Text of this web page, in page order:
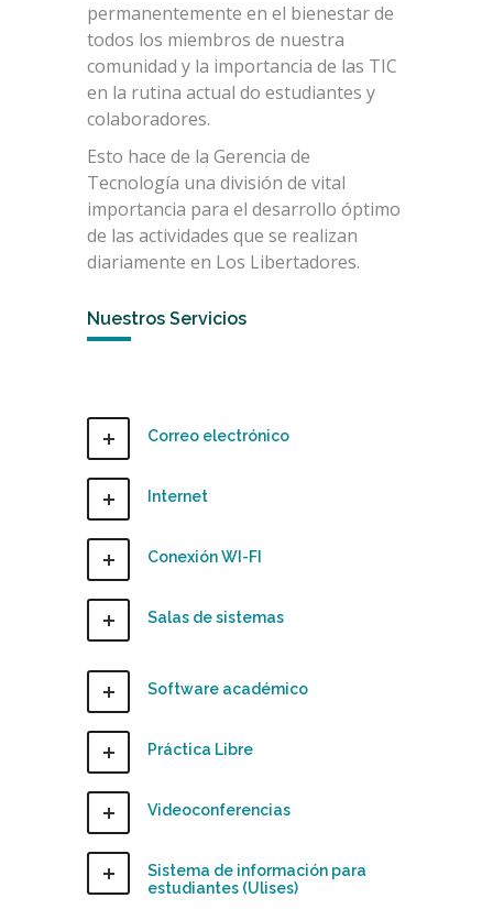
permanentemente en el bienestar de
todos los miembros de nuestra
comunidad y la importancia de las TIC
en la rutina actual do estudiantes y
colaboradores.
Esto hace de la Gerencia de
Tecnología una división de vital
importancia para el desarrollo óptimo
de las actividades que se realizan
diariamente en Los Libertadores.
Nuestros Servicios
Correo electrónico
Internet
Conexión WI-FI
Salas de sistemas
Software académico
Práctica Libre
Videoconferencias
Sistema de información para
estudiantes (Ulises)